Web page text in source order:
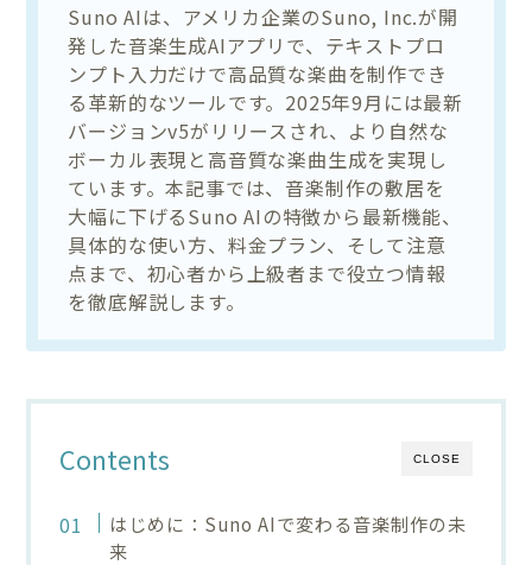
Suno AIは、アメリカ企業のSuno, Inc.が開
発した音楽生成AIアプリで、テキストプロ
ンプト入力だけで高品質な楽曲を制作でき
る革新的なツールです。2025年9月には最新
バージョンv5がリリースされ、より自然な
ボーカル表現と高音質な楽曲生成を実現し
ています。本記事では、音楽制作の敷居を
大幅に下げるSuno AIの特徴から最新機能、
具体的な使い方、料金プラン、そして注意
点まで、初心者から上級者まで役立つ情報
を徹底解説します。
CLOSE
Contents
はじめに：Suno AIで変わる音楽制作の未
来